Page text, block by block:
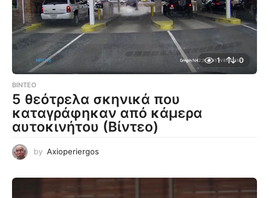
1 0
ΒΊΝΤΕΟ
5 θεότρελα σκηνικά που
καταγράφηκαν από κάμερα
αυτοκινήτου (Βίντεο)
by Axioperiergos